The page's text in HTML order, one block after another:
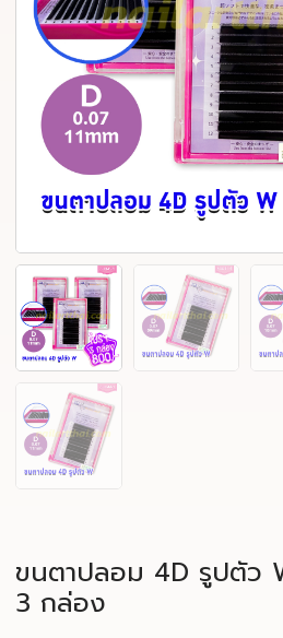
ขนตาปลอม 4D รูปตัว
3 กล่อง